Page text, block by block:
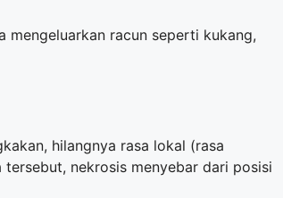
racun seperti kukang,
hilangnya rasa lokal (rasa
nekrosis menyebar dari posisi